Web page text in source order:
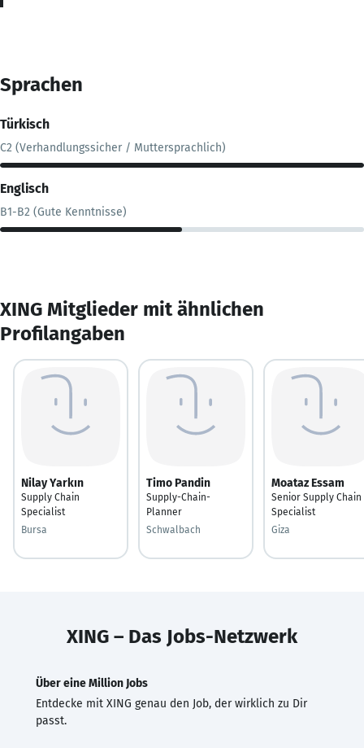
Sprachen
Türkisch
C2 (Verhandlungssicher / Muttersprachlich)
Englisch
B1-B2 (Gute Kenntnisse)
XING Mitglieder mit ähnlichen
Profilangaben
Nilay Yarkın
Supply Chain
Specialist
Bursa
Timo Pandin
Supply-Chain-
Planner
Schwalbach
Moataz Essam
Senior Supply Chain
Specialist
Giza
XING – Das Jobs-Netzwerk
Über eine Million Jobs
Entdecke mit XING genau den Job, der wirklich zu Dir
passt.